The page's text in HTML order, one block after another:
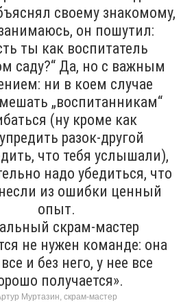
своему знакомому,
он пошутил:
ты как воспитатель
саду?“ Да, но с важным
ни в коем случае
„воспитанникам“
(ну кроме как
разок-другой
что тебя услышали),
надо убедиться, что
из ошибки ценный
опыт.
скрам-мастер
не нужен команде: она
и без него, у нее все
получается».
Муртазин, скрам-мастер